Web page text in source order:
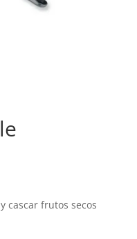
cascar frutos secos